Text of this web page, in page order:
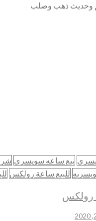
وحديث ذهب وصلب
بيع ساعه سويسري
للبيع ساعة رولكس
رولكس